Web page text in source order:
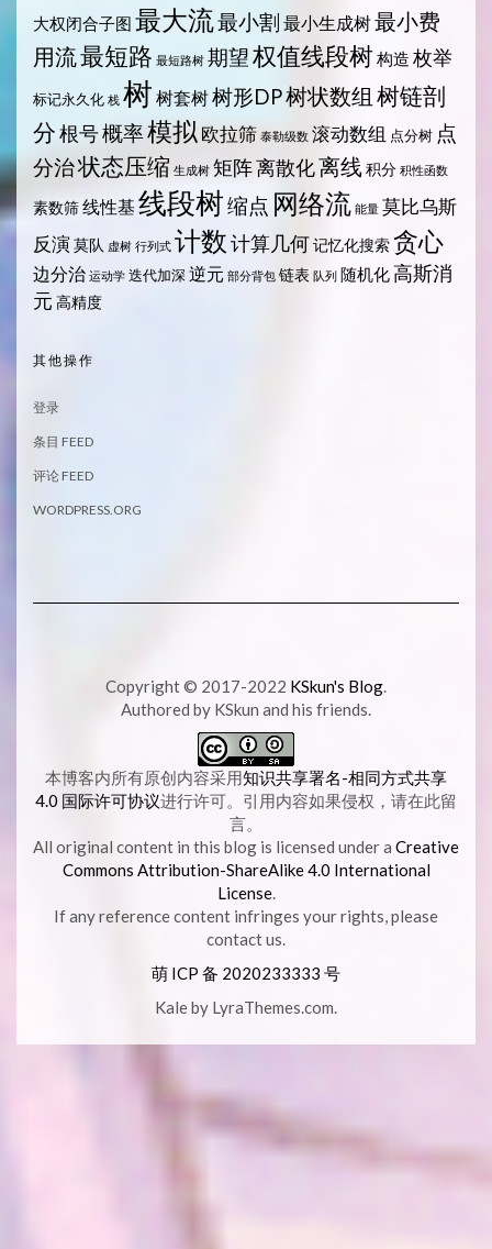
大权闭合子图 最大流最小割 最小生成树最小费
用流最短路 最短路树 期望权值线段树构造 枚举
标记永久化 栈 树 树套树树形DP树状数组 树链剖
分根号概率模拟 欧拉筛 泰勒级数 滚动数组 点分树 点
分治状态压缩 生成树 矩阵离散化离线 积分 积性函数
素数筛线性基 线段树缩点 网络流 能量 莫比乌斯
反演莫队 虚树 行列式 计数计算几何记忆化搜索贪心
边分治 运动学 迭代加深 逆元 部分背包 链表 队列 随机化 高斯消
元 高精度
其他操作
登录
条目 FEED
评论 FEED
WORDPRESS.ORG
Copyright © 2017-2022 KSkun's Blog
Authored by KSkun and his friends.
本博客内所有原创内容采用知识共享署名-相同方式共享
4.0 国际许可协议进行许可。引用内容如果侵权，请在此留
言。
All original content in this blog is licensed under a Creative
Commons Attribution-ShareAlike 4.0 International
License.
If any reference content infringes your rights, please
contact us.
萌 ICP 备 2020233333 号
Kaleby LyraThemes.com.